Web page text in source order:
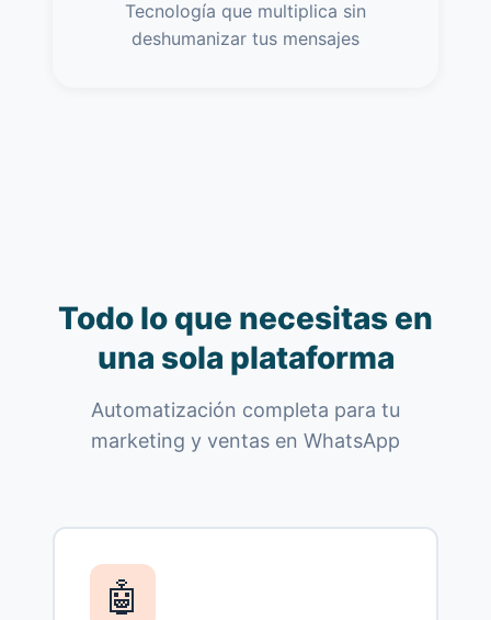
Tecnología que multiplica sin
deshumanizar tus mensajes
Todo lo que necesitas en
una sola plataforma
Automatización completa para tu
marketing y ventas en WhatsApp
🤖